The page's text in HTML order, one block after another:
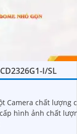
I/SL
Camera chất lượng
hình ảnh chất